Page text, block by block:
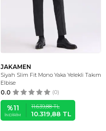
JAKAMEN
Siyah Slim Fit Mono Yaka Yelekli Takım
Elbise
0.0 (0)
%11
İNDIRIM
11.639,88TL
10.319,88 TL